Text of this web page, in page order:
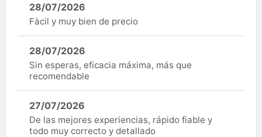
28/07/2026
Fàcil y muy bien de precio
28/07/2026
Sin esperas, eficacia máxima, más que
recomendable
27/07/2026
De las mejores experiencias, rápido fiable y
todo muy correcto y detallado